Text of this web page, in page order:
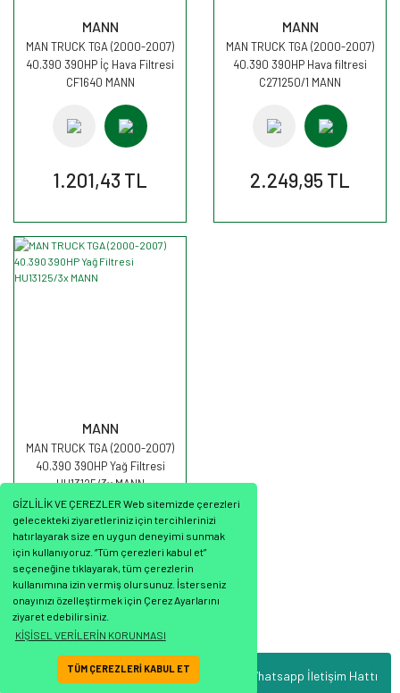
GİZLİLİK VE ÇEREZLER Web sitemizde çerezleri
gelecekteki ziyaretleriniz için tercihlerinizi
hatırlayarak size en uygun deneyimi sunmak
için kullanıyoruz. “Tüm çerezleri kabul et”
seçeneğine tıklayarak, tüm çerezlerin
kullanımına izin vermiş olursunuz. İsterseniz
onayınızı özelleştirmek için Çerez Ayarlarını
ziyaret edebilirsiniz.
KİŞİSEL VERİLERİN KORUNMASI
TÜM ÇEREZLERİ KABUL ET Whatsapp İletişim Hattı
MANN
MAN TRUCK TGA (2000-2007)
40.390 390HP İç Hava Filtresi
CF1640 MANN
1.201,43 TL
MANN
MAN TRUCK TGA (2000-2007)
40.390 390HP Hava filtresi
C271250/1 MANN
2.249,95 TL
MANN
MAN TRUCK TGA (2000-2007)
40.390 390HP Yağ Filtresi
HU13125/3x MANN
594,16 TL